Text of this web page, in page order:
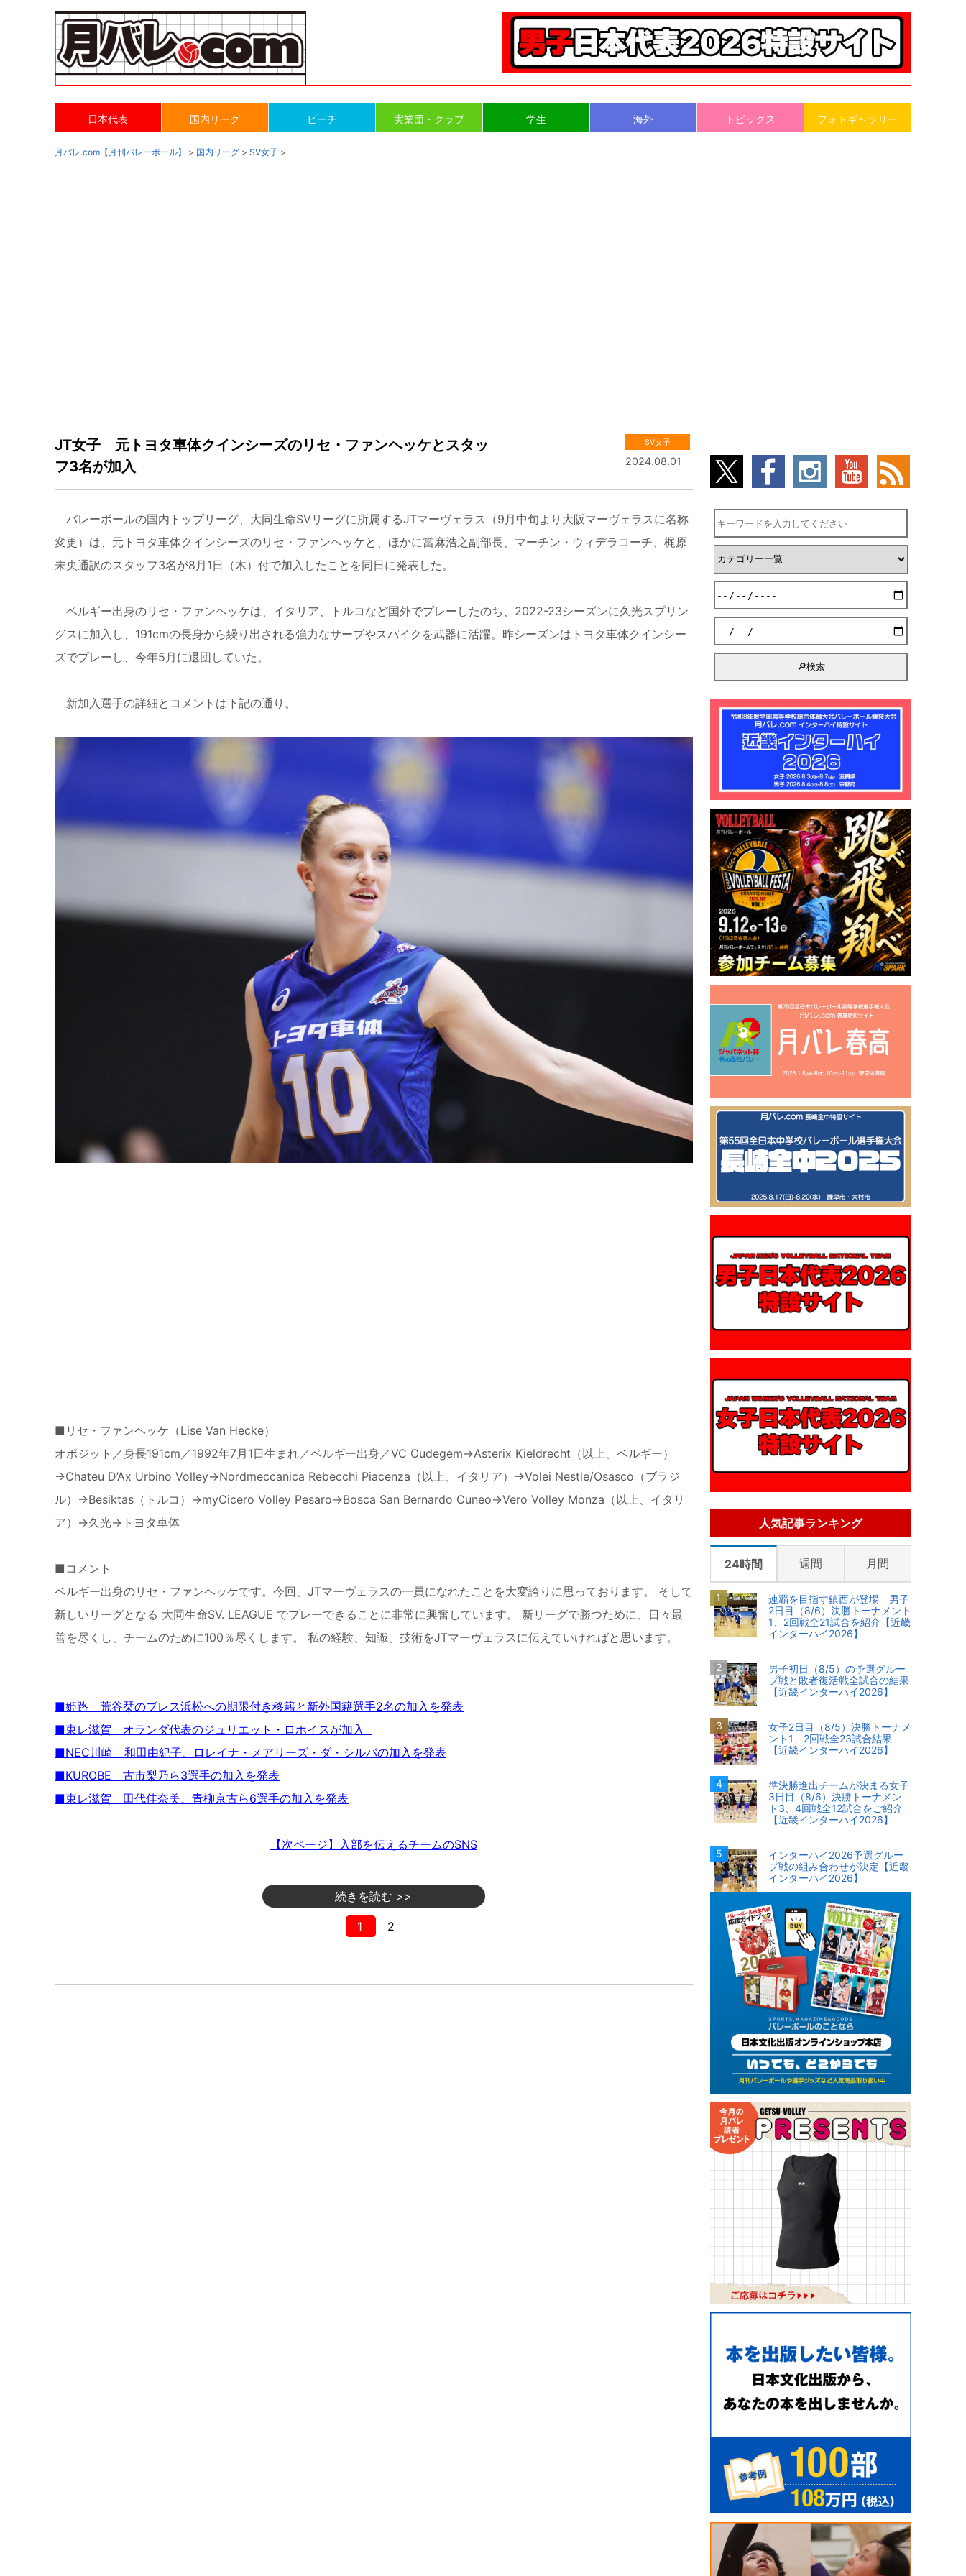
日本代表 国内リーグ ビーチ 実業団・クラブ 学生 海外 トピックス フォトギャラリー
月バレ.com【月刊バレーボール】 > 国内リーグ > SV女子 >
JT女子 元トヨタ車体クインシーズのリセ・ファンヘッケとスタッ
フ3名が加入
SV女子
2024.08.01
バレーボールの国内トップリーグ、大同生命SVリーグに所属するJTマーヴェラス（9月中旬より大阪マーヴェラスに名称
変更）は、元トヨタ車体クインシーズのリセ・ファンヘッケと、ほかに當麻浩之副部長、マーチン・ウィデラコーチ、梶原
未央通訳のスタッフ3名が8月1日（木）付で加入したことを同日に発表した。
ベルギー出身のリセ・ファンヘッケは、イタリア、トルコなど国外でプレーしたのち、2022-23シーズンに久光スプリン
グスに加入し、191cmの長身から繰り出される強力なサーブやスパイクを武器に活躍。昨シーズンはトヨタ車体クインシー
ズでプレーし、今年5月に退団していた。
新加入選手の詳細とコメントは下記の通り。
■リセ・ファンヘッケ（Lise Van Hecke）
オポジット／身長191cm／1992年7月1日生まれ／ベルギー出身／VC Oudegem→Asterix Kieldrecht（以上、ベルギー）
→Chateu D’Ax Urbino Volley→Nordmeccanica Rebecchi Piacenza（以上、イタリア）→Volei Nestle/Osasco（ブラジ
ル）→Besiktas（トルコ）→myCicero Volley Pesaro→Bosca San Bernardo Cuneo→Vero Volley Monza（以上、イタリ
ア）→久光→トヨタ車体
■コメント
ベルギー出身のリセ・ファンヘッケです。今回、JTマーヴェラスの一員になれたことを大変誇りに思っております。 そして
新しいリーグとなる 大同生命SV. LEAGUE でプレーできることに非常に興奮しています。 新リーグで勝つために、日々最
善を尽くし、チームのために100％尽くします。 私の経験、知識、技術をJTマーヴェラスに伝えていければと思います。
■姫路 荒谷栞のブレス浜松への期限付き移籍と新外国籍選手2名の加入を発表
■東レ滋賀 オランダ代表のジュリエット・ロホイスが加入
■NEC川崎 和田由紀子、ロレイナ・メアリーズ・ダ・シルバの加入を発表
■KUROBE 古市梨乃ら3選手の加入を発表
■東レ滋賀 田代佳奈美、青柳京古ら6選手の加入を発表
【次ページ】入部を伝えるチームのSNS
続きを読む >>
1 2
人気記事ランキング
24時間 週間 月間
連覇を目指す鎮西が登場 男子
2日目（8/6）決勝トーナメント
1、2回戦全21試合を紹介【近畿
インターハイ2026】
男子初日（8/5）の予選グルー
プ戦と敗者復活戦全試合の結果
【近畿インターハイ2026】
女子2日目（8/5）決勝トーナメ
ント1、2回戦全23試合結果
【近畿インターハイ2026】
準決勝進出チームが決まる女子
3日目（8/6）決勝トーナメン
ト3、4回戦全12試合をご紹介
【近畿インターハイ2026】
インターハイ2026予選グルー
プ戦の組み合わせが決定【近畿
インターハイ2026】